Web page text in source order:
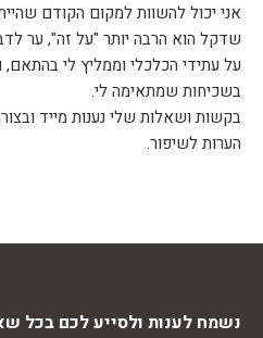
אני יכול להשוות למקום הקודם
שדקל הוא הרבה יותר "על זה", ער
על עתידי הכלכלי וממליץ לי
בשכיחות שמתאימה לי.
בקשות ושאלות שלי נענות מייד
הערות לשיפור.
נשמח לענות ולסייע לכם בכל